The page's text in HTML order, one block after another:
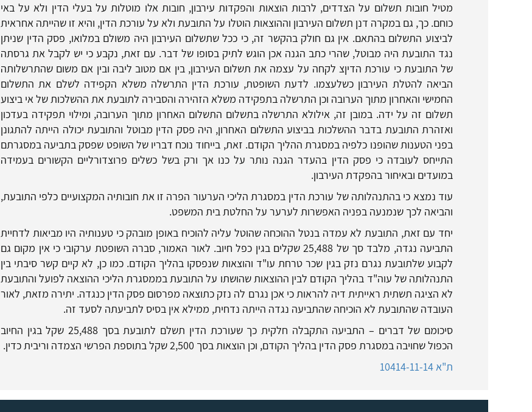
מטיל חובות תשלום על הצדדים, לרבות הוצאות והפקדות עירבון, חובות אלו מוטלות על בעלי הדין ולא על באי
כוחם. כך, גם במקרה דנן תשלום העירבון וההוצאות הוטלו על התובעת ולא על עורכת הדין, והיא זו שהייתה אחראית
לביצוע התשלום בהתאם. אין גם חולק בהקשר זה, כי ככל שתשלום העירבון היה משולם במלואו, פסק הדין שניתן
נגד התובעת היה מבוטל, שהרי כתב הגנה אכן הוגש לתיק בסופו של דבר. עם זאת, נקבע כי יש לקבל את גרסתה
של התובעת כי עורכת הדיןצ לקחה על עצמה את תשלום העירבון, בין אם מטוב ליבה ובין אם משום שהתרשלותה
הביאה להטלת העירבון כשלעצמו. לדעת השופטת, עורכת הדין התרשלה משלא הקפידה לשלם את התשלום
החמישי והאחרון מתוך הערובה וכן התרשלה בתפקידה משלא הזהירה והסבירה לתובעת את ההשלכות של אי ביצוע
תשלום זה על ידה. במובן זה, אילולא התרשלה בתשלום התשלום האחרון מתוך הערובה, ומילוי תפקידה בעדכון
ואזהרת התובעת בדבר ההשלכות בביצוע התשלום האחרון, היה פסק הדין מבוטל והתובעת יכולה הייתה להתגונן
בפני הטענות שהופנו כלפיה במסגרת ההליך הקודם. זאת, בייחוד נוכח דבריו של השופט שפסק בתביעה במסגרתם
התייחס לעובדה כי פסק הדין בהעדר הגנה נותר על כנו אך ורק בשל כשלים פרוצדורליים הקשורים בעמידה
במועדים ובאיחור בהפקדת העירבון.
עוד נמצא כי בהתנהלותה של עורכת הדין במסגרת הליכי הערעור הפרה זו את חובותיה המקצועיים כלפי התובעת,
והביאה לכך שנמנעה בפניה האפשרות לערער על החלטת בית המשפט.
יחד עם זאת, התובעת לא עמדה בנטל ההוכחה שהוטל עליה להוכיח באופן מובהק כי טענותיה היו מביאות לדחיית
התביעה נגדה, מלבד סך של 25,488 שקלים בגין כפל חיוב. לאור האמור, סברה השופטת ערקובי כי אין מקום גם
לקבוע שלתובעת נגרם נזק בגין שכר טרחת עו"ד והוצאות שנפסקו בהליך הקודם. כמו כן, לא קיים קשר סיבתי בין
התנהלותה של עוה"ד בהליך הקודם לבין ההוצאות שהושתו על התובעת בממסגרת הליכי ההוצאה לפועל והתובעת
לא הציגה תשתית ראייתית דיה להראות כי אכן נגרם לה נזק כתוצאה מפרסום פסק הדין כנגדה. יתירה מזאת, לאור
העובדה שהתובעת לא הוכיחה שהתביעה נגדה הייתה נדחית, ממילא אין בסיס לתביעתה לסעד זה.
סיכומם של דברים – התביעה התקבלה חלקית כך שעורכת הדין תשלם לתובעת בסך 25,488 שקל בגין החיוב
הכפול שחויבה במסגרת פסק הדין בהליך הקודם, וכן הוצאות בסך 2,500 שקל בתוספת הפרשי הצמדה וריבית כדין.
ת"א 10414-11-14